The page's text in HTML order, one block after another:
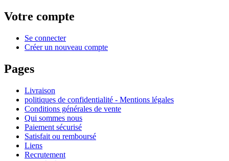
Votre compte
Se connecter
Créer un nouveau compte
Pages
Livraison
politiques de confidentialité - Mentions légales
Conditions générales de vente
Qui sommes nous
Paiement sécurisé
Satisfait ou remboursé
Liens
Recrutement